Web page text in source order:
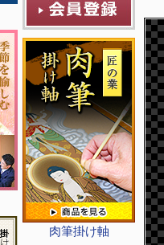
肉筆掛け軸